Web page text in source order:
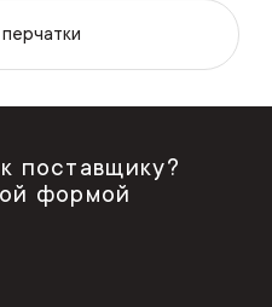
поставщику?
формой